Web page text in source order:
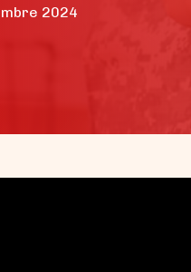
2024